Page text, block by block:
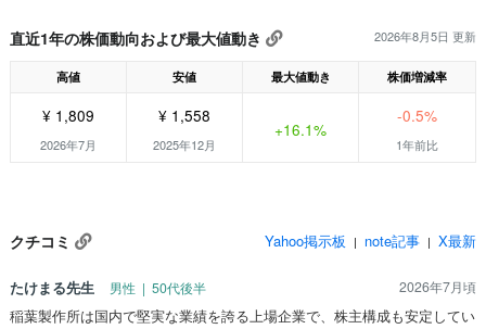
直近1年の株価動向および最大値動き 2026年8月5日 更新
高値 安値 最大値動き 株価増減率
¥ 1,809
2026年7月
¥ 1,558
2025年12月
+16.1%
-0.5%
1年前比
クチコミ Yahoo掲示板 | note記事 | X最新
たけまる先生 男性 | 50代後半 2026年7月頃
稲葉製作所は国内で堅実な業績を誇る上場企業で、株主構成も安定してい